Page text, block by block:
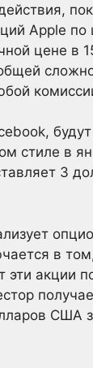
Apple по
цене в
стиле в
3
в
акции
США